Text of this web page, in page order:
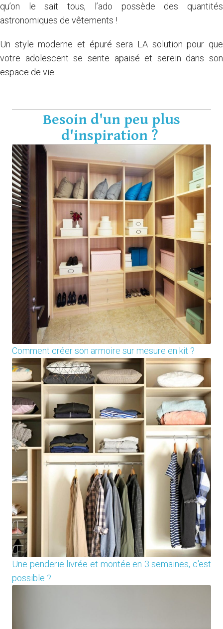
qu’on le sait tous, l’ado possède des quantités
astronomiques de vêtements !
Un style moderne et épuré sera LA solution pour que
votre adolescent se sente apaisé et serein dans son
espace de vie.
Besoin d'un peu plus
d'inspiration ?
Comment créer son armoire sur mesure en kit ?
Une penderie livrée et montée en 3 semaines, c'est
possible ?